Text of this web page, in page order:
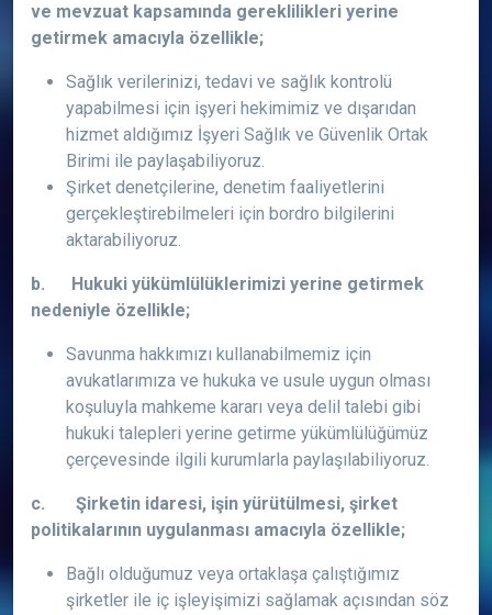
ve mevzuat kapsamında gereklilikleri yerine
getirmek amacıyla özellikle;
Sağlık verilerinizi, tedavi ve sağlık kontrolü
yapabilmesi için işyeri hekimimiz ve dışarıdan
hizmet aldığımız İşyeri Sağlık ve Güvenlik Ortak
Birimi ile paylaşabiliyoruz.
Şirket denetçilerine, denetim faaliyetlerini
gerçekleştirebilmeleri için bordro bilgilerini
aktarabiliyoruz.
b. Hukuki yükümlülüklerimizi yerine getirmek
nedeniyle özellikle;
Savunma hakkımızı kullanabilmemiz için
avukatlarımıza ve hukuka ve usule uygun olması
koşuluyla mahkeme kararı veya delil talebi gibi
hukuki talepleri yerine getirme yükümlülüğümüz
çerçevesinde ilgili kurumlarla paylaşılabiliyoruz.
c. Şirketin idaresi, işin yürütülmesi, şirket
politikalarının uygulanması amacıyla özellikle;
Bağlı olduğumuz veya ortaklaşa çalıştığımız
şirketler ile iç işleyişimizi sağlamak açısından söz